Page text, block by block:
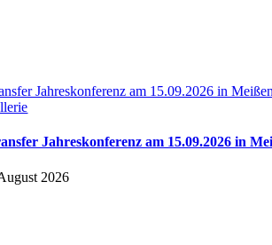
Jahreskonferenz am 15.09.2026 in Meißen
Jahreskonferenz am 15.09.2026 in
2026